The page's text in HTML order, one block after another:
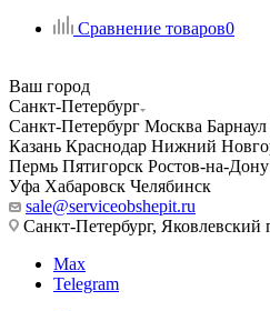
Сравнение товаров0
Ваш город
Санкт-Петербург
Санкт-Петербург Москва Барнаул
Казань Краснодар Нижний
Пермь Пятигорск Ростов-на-Дону
Уфа Хабаровск Челябинск
sale@serviceobshepit.ru
Санкт-Петербург, Яковлевский
Max
Telegram